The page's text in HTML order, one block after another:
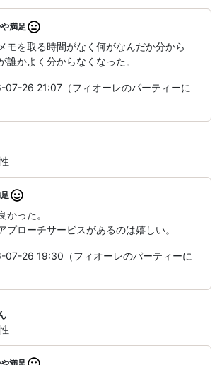
満足
モを取る時間がなく何がなんだか分から
誰かよく分からなくなった。
07-26 21:07（フィオーレのパーティーに
かった。
プローチサービスがあるのは嬉しい。
07-26 19:30（フィオーレのパーティーに